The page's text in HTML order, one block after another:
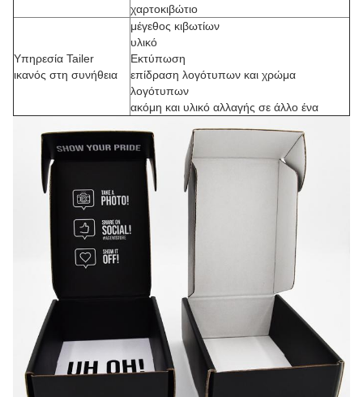
χαρτοκιβώτιο
Υπηρεσία Tailer
ικανός στη συνήθεια
μέγεθος κιβωτίων
υλικό
Εκτύπωση
επίδραση λογότυπων και χρώμα
λογότυπων
ακόμη και υλικό αλλαγής σε άλλο ένα